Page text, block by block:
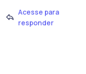
Acesse para
responder